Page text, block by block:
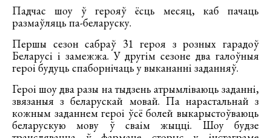
Падчас шоу ў герояў ёсць месяц, каб пачаць
размаўляць па-беларуску.
Першы сезон сабраў 31 героя з розных гарадоў
Беларусі і замежжа. У другім сезоне два галоўныя
героі будуць спаборнічаць у выкананні заданняў.
Героі шоу два разы на тыдзень атрымліваюць заданні,
звязаныя з беларускай мовай. Па нарастальнай з
кожным заданнем героі ўсё болей выкарыстоўваюць
беларускую мову ў сваім жыцці. Шоу будзе